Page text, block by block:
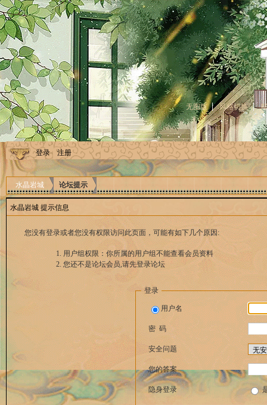
无图版 风格切换
登录 注册
水晶岩城 论坛提示
水晶岩城 提示信息
您没有登录或者您没有权限访问此页面，可能有如下几个原因:
用户组权限：你所属的用户组不能查看会员资料
您还不是论坛会员,请先登录论坛
登录
用户名
密 码
安全问题
您的答案
隐身登录